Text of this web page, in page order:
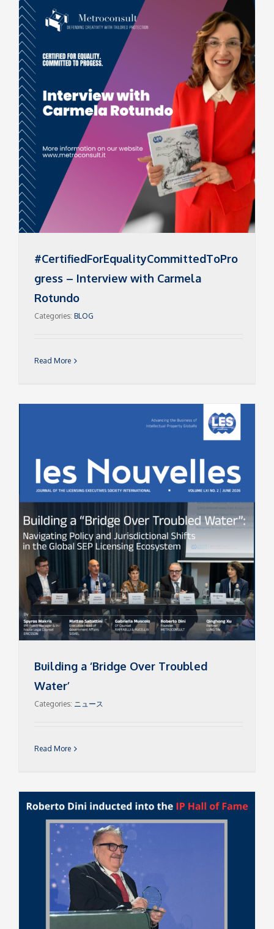
#CertifiedForEqualityCommittedToPro
gress – Interview with Carmela
Rotundo
Categories: BLOG
Read More
Building a ‘Bridge Over Troubled
Water’
Categories: ニュース
Read More